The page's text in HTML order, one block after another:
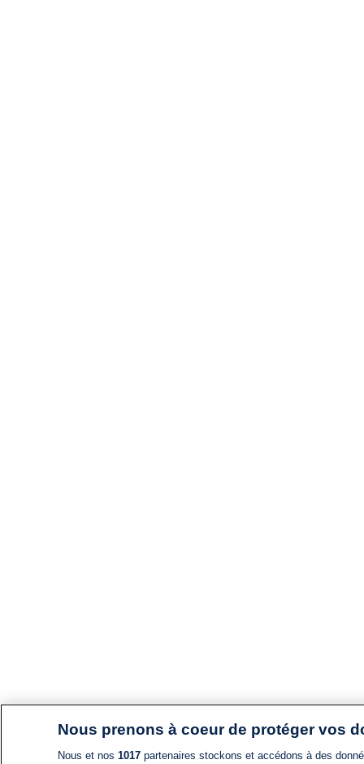
Nous prenons à coeur de protéger vos
Nous et nos 1017partenaires stockons et accédons à des